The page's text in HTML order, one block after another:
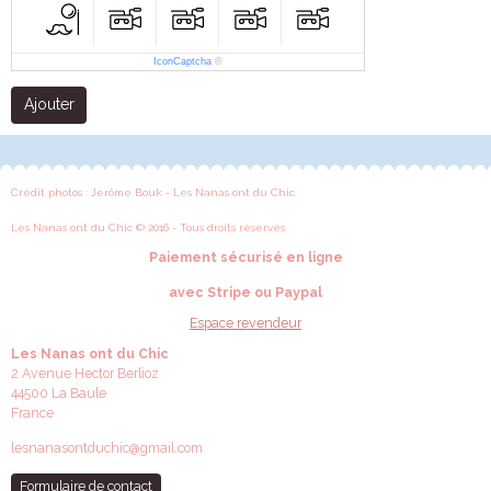
IconCaptcha ©
Ajouter
Crédit photos : Jérôme Bouk - Les Nanas ont du Chic
Les Nanas ont du Chic © 2016 - Tous droits réservés
Paiement sécurisé en ligne
avec Stripe ou Paypal
Espace revendeur
Les Nanas ont du Chic
2 Avenue Hector Berlioz
44500 La Baule
France
lesnanasontduchic@gmail.com
Formulaire de contact